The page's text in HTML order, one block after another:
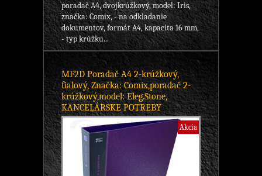
poradač A4, dvojkrúžkový, model: Iris,
značka: Comix, - na odkladanie
dokumentov, formát A4, kapacita 16 mm,
- typ krúžku...
MF2D Poradač A4 2-krúžkový,
fialový, Značka: Comix,poradač 2-
krúžkový,model: Eleg.Stone,
KANCELÁRSKE POTREBY
Akcia